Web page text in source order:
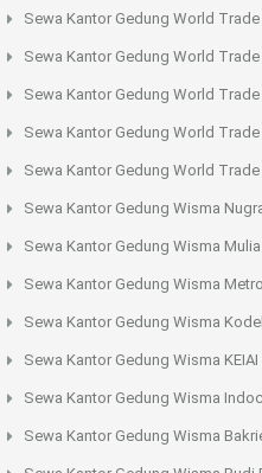
Sewa Kantor Gedung World
Sewa Kantor Gedung World
Sewa Kantor Gedung World
Sewa Kantor Gedung World
Sewa Kantor Gedung World
Sewa Kantor Gedung Wisma
Sewa Kantor Gedung Wisma
Sewa Kantor Gedung Wisma
Sewa Kantor Gedung Wisma
Sewa Kantor Gedung Wisma
Sewa Kantor Gedung Wisma
Sewa Kantor Gedung Wisma